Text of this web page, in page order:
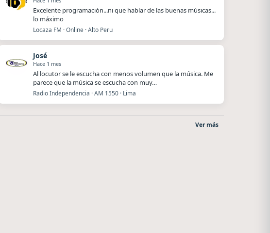
Excelente programación...ni que hablar de las buenas músicas...
lo máximo
Locaza FM · Online · Alto Peru
José
Hace 1 mes
Al locutor se le escucha con menos volumen que la música. Me
parece que la música se escucha con muy…
Radio Independencia · AM 1550 · Lima
Ver más